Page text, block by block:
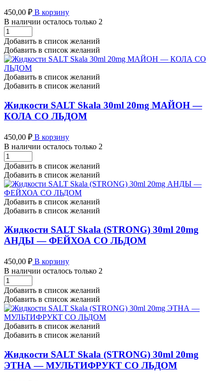
450,00 ₽ В корзину
В наличии осталось только 2
Жидкости
SALT
Skala
(STRONG)
30ml
20mg
НАКЛС
-
КАКТУС
СО
ЛЬДОМ
Добавить в список желаний
Добавить в список желаний
Добавить в список желаний
Добавить в список желаний
Жидкости SALT Skala 30ml 20mg МАЙОН —
КОЛА СО ЛЬДОМ
450,00 ₽ В корзину
В наличии осталось только 2
Жидкости
SALT
Skala
30ml
20mg
МАЙОН
-
КОЛА
СО
ЛЬДОМ
количество
Добавить в список желаний
Добавить в список желаний
Добавить в список желаний
Добавить в список желаний
Жидкости SALT Skala (STRONG) 30ml 20mg
АНДЫ — ФЕЙХОА СО ЛЬДОМ
450,00 ₽ В корзину
В наличии осталось только 2
Жидкости
SALT
Skala
(STRONG)
30ml
20mg
АНДЫ
-
ФЕЙХОА
СО
ЛЬДОМ
Добавить в список желаний
Добавить в список желаний
Добавить в список желаний
Добавить в список желаний
Жидкости SALT Skala (STRONG) 30ml 20mg
ЭТНА — МУЛЬТИФРУКТ СО ЛЬДОМ